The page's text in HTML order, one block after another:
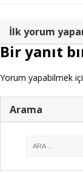
İlk yorum
Bir yanıt
Yorum yapabilmek
Arama